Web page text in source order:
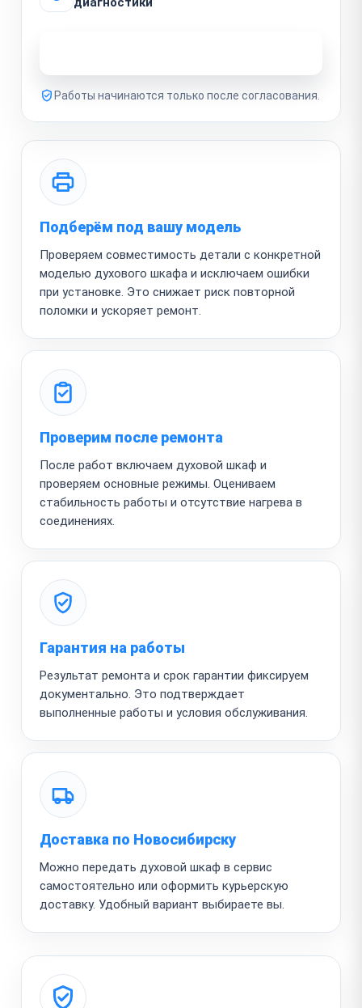
Работы начинаются только после согласования.
Подберём под вашу модель
Проверяем совместимость детали с конкретной
моделью духового шкафа и исключаем ошибки
при установке. Это снижает риск повторной
поломки и ускоряет ремонт.
Проверим после ремонта
После работ включаем духовой шкаф и
проверяем основные режимы. Оцениваем
стабильность работы и отсутствие нагрева в
соединениях.
Гарантия на работы
Результат ремонта и срок гарантии фиксируем
документально. Это подтверждает
выполненные работы и условия обслуживания.
Доставка по Новосибирску
Можно передать духовой шкаф в сервис
самостоятельно или оформить курьерскую
доставку. Удобный вариант выбираете вы.